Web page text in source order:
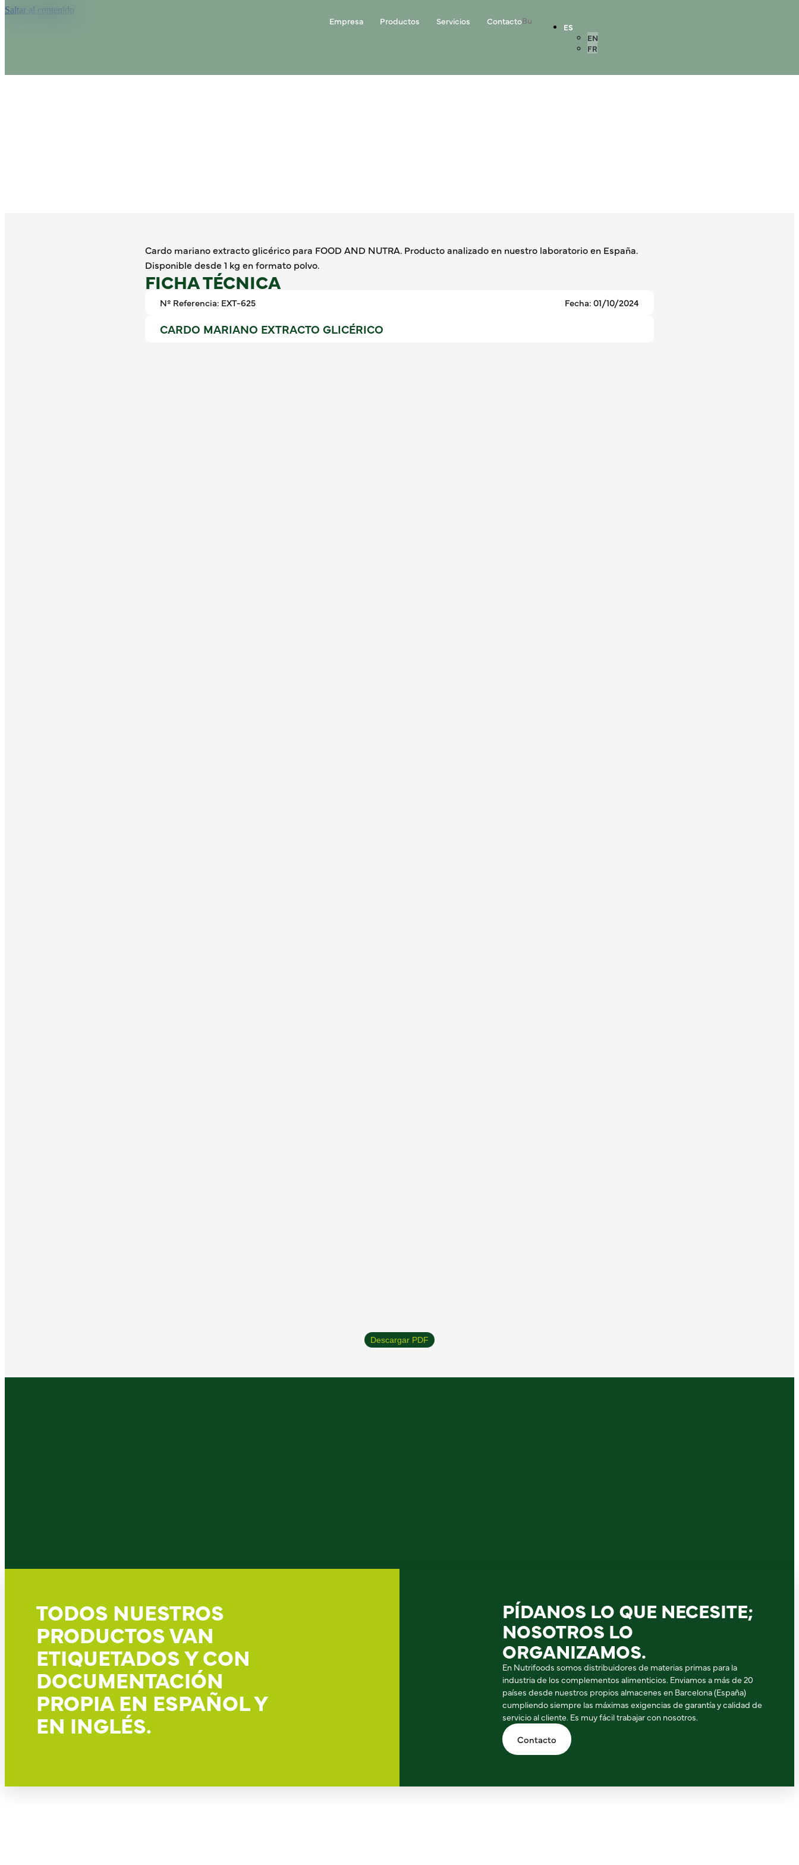
Saltar al contenido
Empresa Productos Servicios Contacto
ES
EN
FR
Cardo mariano extracto glicérico para FOOD AND NUTRA. Producto analizado en nuestro laboratorio en España.
Disponible desde 1 kg en formato polvo.
FICHA TÉCNICA
Nº Referencia: EXT-625 Fecha: 01/10/2024
CARDO MARIANO EXTRACTO GLICÉRICO
Descargar PDF
TODOS NUESTROS
PRODUCTOS VAN
ETIQUETADOS Y CON
DOCUMENTACIÓN
PROPIA EN ESPAÑOL Y
EN INGLÉS.
PÍDANOS LO QUE NECESITE;
NOSOTROS LO
ORGANIZAMOS.
En Nutrifoods somos distribuidores de materias primas para la
industria de los complementos alimenticios. Enviamos a más de 20
países desde nuestros propios almacenes en Barcelona (España)
cumpliendo siempre las máximas exigencias de garantía y calidad de
servicio al cliente. Es muy fácil trabajar con nosotros.
Contacto